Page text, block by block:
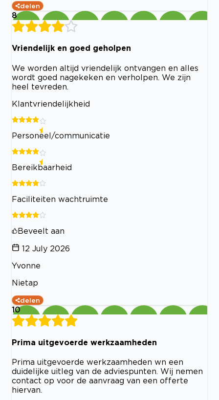
delen
8
Vriendelijk en goed geholpen
We worden altijd vriendelijk ontvangen en alles
wordt goed nagekeken en verholpen. We zijn
heel tevreden.
Klantvriendelijkheid
Personeel/communicatie
Bereikbaarheid
Faciliteiten wachtruimte
Beveelt aan
12 July 2026
Yvonne
Nietap
delen
10
Prima uitgevoerde werkzaamheden
Prima uitgevoerde werkzaamheden wn een
duidelijke uitleg van de adviespunten. Wij nemen
contact op voor de aanvraag van een offerte
hiervan.